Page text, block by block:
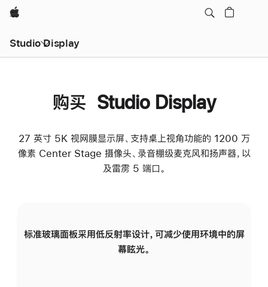
Apple
Studio Display
购买 Studio Display
27 英寸 5K 视网膜显示屏、支持桌上视角功能的 1200 万
像素 Center Stage 摄像头、录音棚级麦克风和扬声器，以
及雷雳 5 端口。
标准玻璃面板采用低反射率设计，可减少使用环境中的屏
幕眩光。